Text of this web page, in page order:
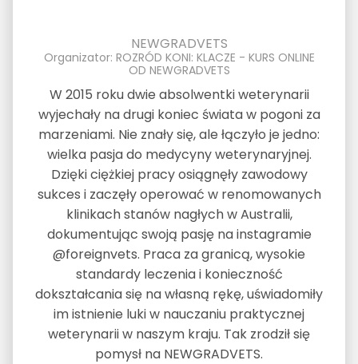
NEWGRADVETS
Organizator: ROZRÓD KONI: KLACZE - KURS ONLINE
OD NEWGRADVETS
W 2015 roku dwie absolwentki weterynarii
wyjechały na drugi koniec świata w pogoni za
marzeniami. Nie znały się, ale łączyło je jedno:
wielka pasja do medycyny weterynaryjnej.
Dzięki ciężkiej pracy osiągnęły zawodowy
sukces i zaczęły operować w renomowanych
klinikach stanów nagłych w Australii,
dokumentując swoją pasję na instagramie
@foreignvets. Praca za granicą, wysokie
standardy leczenia i konieczność
dokształcania się na własną rękę, uświadomiły
im istnienie luki w nauczaniu praktycznej
weterynarii w naszym kraju. Tak zrodził się
pomysł na NEWGRADVETS.